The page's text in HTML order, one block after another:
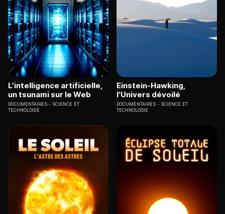
L'intelligence artificielle,
un tsunami sur le Web
DOCUMENTAIRES
SCIENCE ET
TECHNOLOGIE
Einstein-Hawking,
l'Univers dévoilé
DOCUMENTAIRES
SCIENCE ET
TECHNOLOGIE